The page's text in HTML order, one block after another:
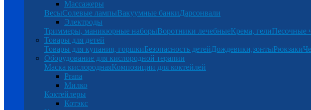
Массажеры
ВесыСолевые лампыВакуумные банкиДарсонвали
Электроды
Триммеры, маникюрные наборыВоротники лечебныеКрема, гелиПесочные
Товары для детей
Товары для купания, горшкиБезопасность детейДождевики,зонтыРюкзаки
Оборудование для кислородной терапии
Маска кислороднаяКомпозиции для коктейлей
Prana
Милко
Коктейлеры
Котэкс